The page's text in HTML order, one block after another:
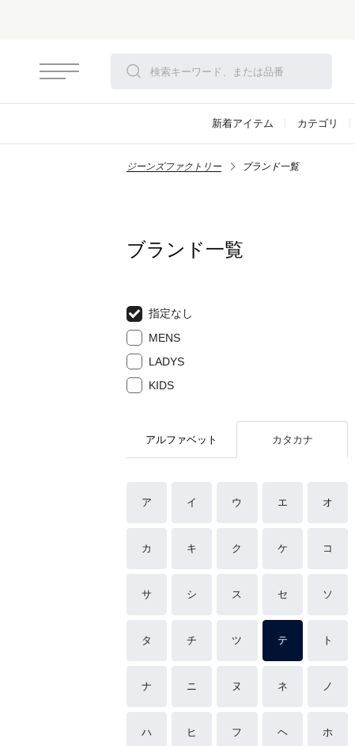
新着アイテム カテゴリ
ジーンズファクトリー ブランド一覧
ブランド一覧
指定なし
MENS
LADYS
KIDS
アルファベット カタカナ
ア イ ウ エ オ
カ キ ク ケ コ
サ シ ス セ ソ
タ チ ツ テ ト
ナ ニ ヌ ネ ノ
ハ ヒ フ ヘ ホ